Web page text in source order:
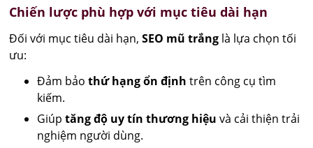
Chiến lược phù hợp với mục tiêu dài hạn
Đối với mục tiêu dài hạn,SEO mũ trắng là lựa chọn tối
ưu:
Đảm bảothứ hạng ổn định trên công cụ tìm
kiếm.
Giúptăng độ uy tín thương hiệu và cải thiện trải
nghiệm người dùng.